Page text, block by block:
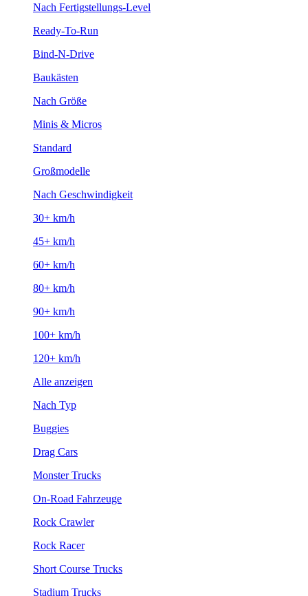
Nach Fertigstellungs-Level
Ready-To-Run
Bind-N-Drive
Baukästen
Nach Größe
Minis & Micros
Standard
Großmodelle
Nach Geschwindigkeit
30+ km/h
45+ km/h
60+ km/h
80+ km/h
90+ km/h
100+ km/h
120+ km/h
Alle anzeigen
Nach Typ
Buggies
Drag Cars
Monster Trucks
On-Road Fahrzeuge
Rock Crawler
Rock Racer
Short Course Trucks
Stadium Trucks